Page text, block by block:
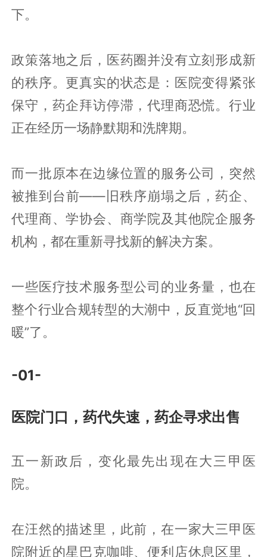
下。
政策落地之后，医药圈并没有立刻形成新
的秩序。更真实的状态是：医院变得紧张
保守，药企拜访停滞，代理商恐慌。行业
正在经历一场静默期和洗牌期。
而一批原本在边缘位置的服务公司，突然
被推到台前——旧秩序崩塌之后，药企、
代理商、学协会、商学院及其他院企服务
机构，都在重新寻找新的解决方案。
一些医疗技术服务型公司的业务量，也在
整个行业合规转型的大潮中，反直觉地“回
暖”了。
-01-
医院门口，药代失速，药企寻求出售
五一新政后，变化最先出现在大三甲医
院。
在汪然的描述里，此前，在一家大三甲医
院附近的星巴克咖啡、便利店休息区里，